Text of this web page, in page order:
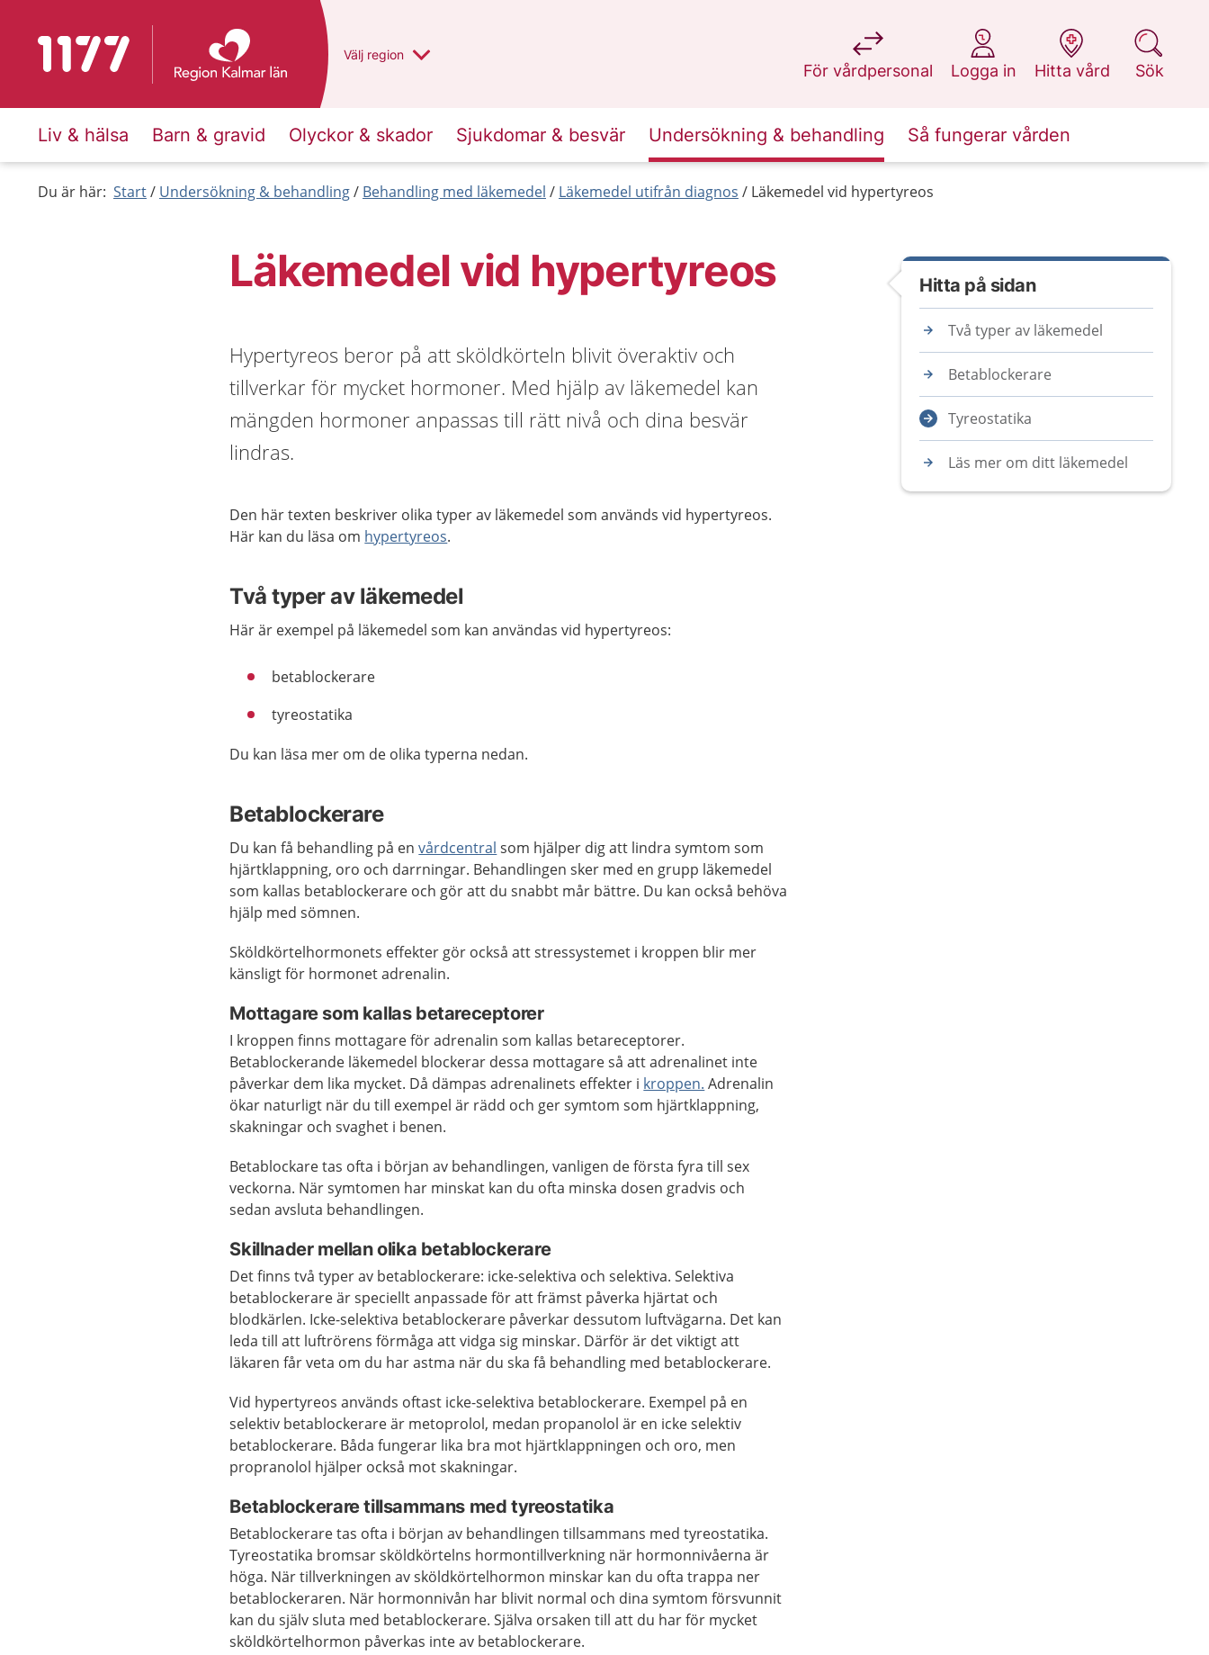
Till startsidan för 1177 Du har valt region
Välj en annan
region
För vårdpersonal
på 1177.se
Logga in
på 1177.se
Hitta vård
på 1177.se
Sök
på 1177.se
Liv & hälsa Barn & gravid Olyckor & skador Sjukdomar & besvär Undersökning & behandling Så fungerar vården
Du är här: Start Undersökning & behandling Behandling med läkemedel Läkemedel utifrån diagnos Läkemedel vid hypertyreos
Läkemedel vid hypertyreos
Hypertyreos beror på att sköldkörteln blivit överaktiv och
tillverkar för mycket hormoner. Med hjälp av läkemedel kan
mängden hormoner anpassas till rätt nivå och dina besvär
lindras.
Den här texten beskriver olika typer av läkemedel som används vid hypertyreos.
Här kan du läsa om hypertyreos.
Två typer av läkemedel
Här är exempel på läkemedel som kan användas vid hypertyreos:
betablockerare
tyreostatika
Du kan läsa mer om de olika typerna nedan.
Betablockerare
Du kan få behandling på envårdcentral som hjälper dig att lindra symtom som
hjärtklappning, oro och darrningar. Behandlingen sker med en grupp läkemedel
som kallas betablockerare och gör att du snabbt mår bättre. Du kan också behöva
hjälp med sömnen.
Sköldkörtelhormonets effekter gör också att stressystemet i kroppen blir mer
känsligt för hormonet adrenalin.
Mottagare som kallas betareceptorer
I kroppen finns mottagare för adrenalin som kallas betareceptorer.
Betablockerande läkemedel blockerar dessa mottagare så att adrenalinet inte
påverkar dem lika mycket. Då dämpas adrenalinets effekter i kroppen. Adrenalin
ökar naturligt när du till exempel är rädd och ger symtom som hjärtklappning,
skakningar och svaghet i benen.
Betablockare tas ofta i början av behandlingen, vanligen de första fyra till sex
veckorna. När symtomen har minskat kan du ofta minska dosen gradvis och
sedan avsluta behandlingen.
Skillnader mellan olika betablockerare
Det finns två typer av betablockerare: icke-selektiva och selektiva. Selektiva
betablockerare är speciellt anpassade för att främst påverka hjärtat och
blodkärlen. Icke-selektiva betablockerare påverkar dessutom luftvägarna. Det kan
leda till att luftrörens förmåga att vidga sig minskar. Därför är det viktigt att
läkaren får veta om du har astma när du ska få behandling med betablockerare.
Vid hypertyreos används oftast icke-selektiva betablockerare. Exempel på en
selektiv betablockerare är metoprolol, medan propanolol är en icke selektiv
betablockerare. Båda fungerar lika bra mot hjärtklappningen och oro, men
propranolol hjälper också mot skakningar.
Betablockerare tillsammans med tyreostatika
Betablockerare tas ofta i början av behandlingen tillsammans med tyreostatika.
Tyreostatika bromsar sköldkörtelns hormontillverkning när hormonnivåerna är
höga. När tillverkningen av sköldkörtelhormon minskar kan du ofta trappa ner
betablockeraren. När hormonnivån har blivit normal och dina symtom försvunnit
kan du själv sluta med betablockerare. Själva orsaken till att du har för mycket
sköldkörtelhormon påverkas inte av betablockerare.
Hitta på sidan
Två typer av läkemedel
Betablockerare
Tyreostatika
Läs mer om ditt läkemedel